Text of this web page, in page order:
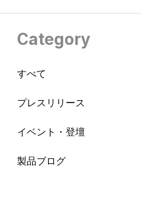
Category
すべて
プレスリリース
イベント・登壇
製品ブログ